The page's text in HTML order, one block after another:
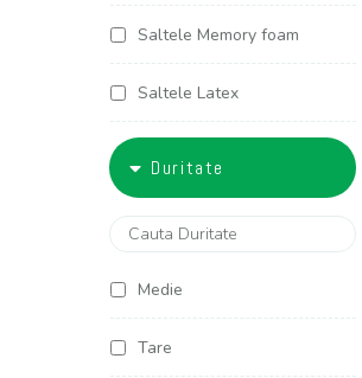
100x200
120x190
120x200
125x200
140x190
140x200
Saltele Memory foam
Saltele Latex
Saltele Americane
Duritate
Medie
Tare